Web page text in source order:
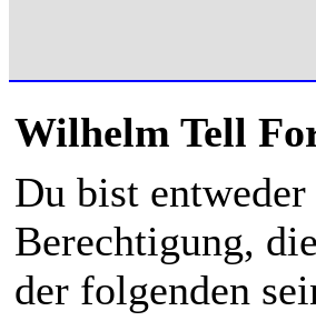
Wilhelm Tell
Du bist
Berechtigung,
der folgenden